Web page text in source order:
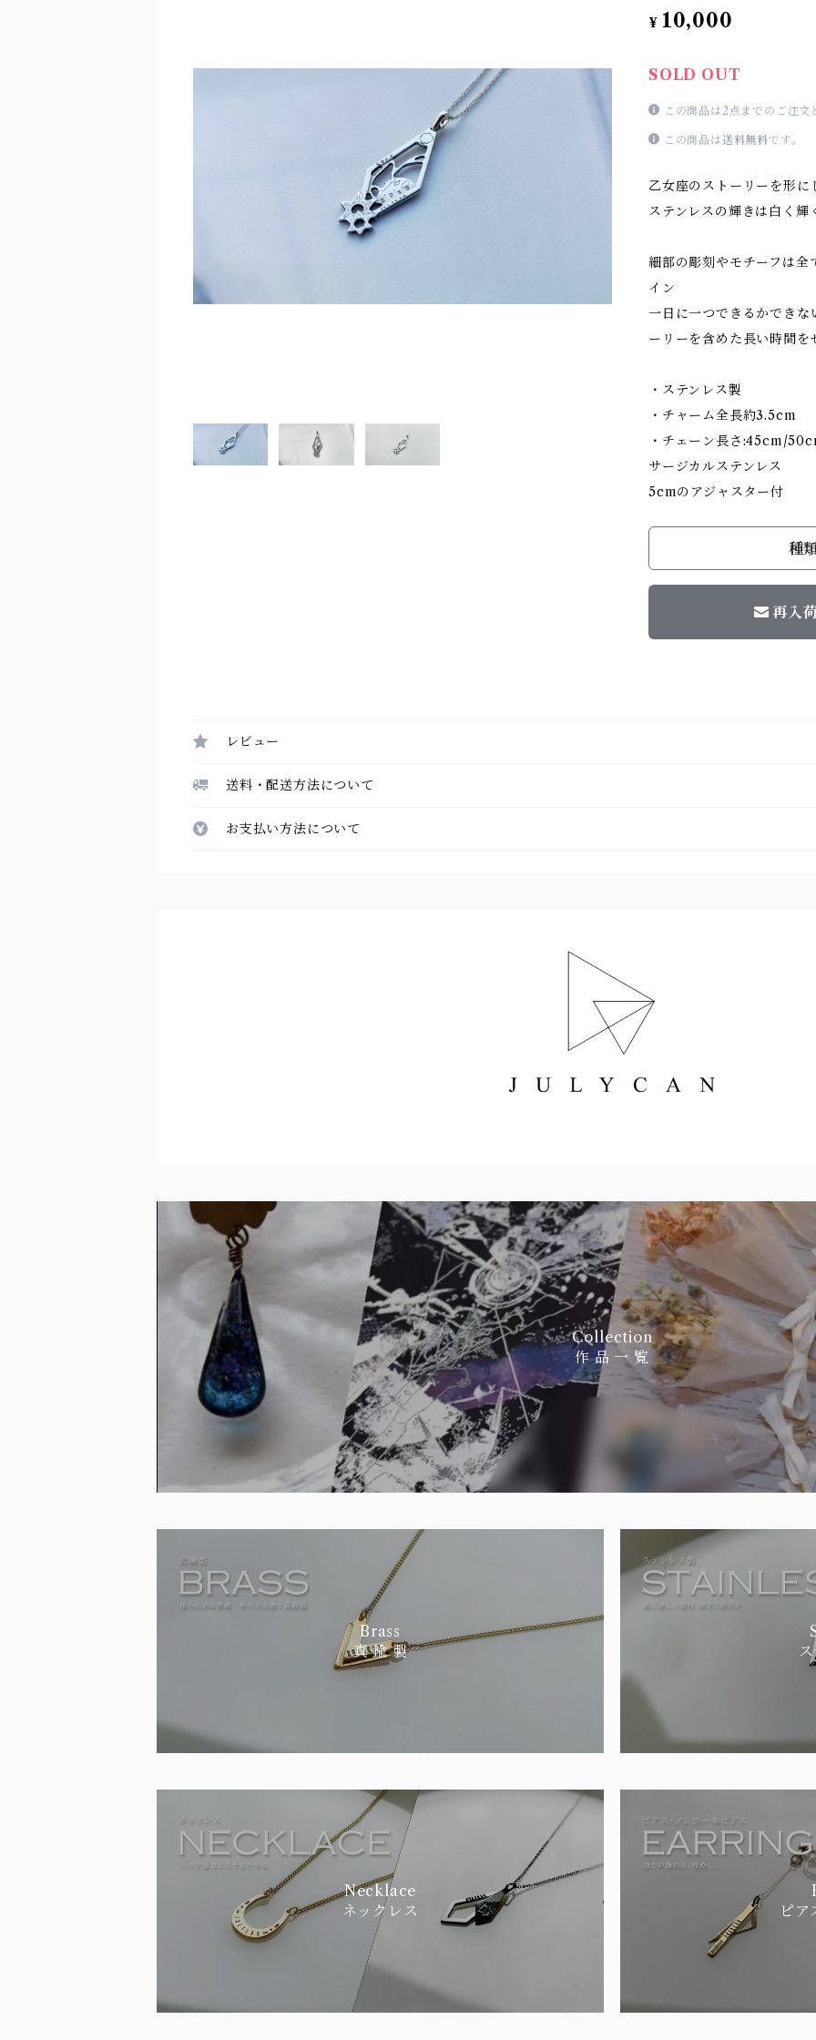
¥ 10,000
SOLD OUT
この商品は2点までのご注文
この商品は送料無料です。
乙女座のストーリーを形に
ステンレスの輝きは白く
細部の彫刻やモチーフは
イン
一日に一つできるかでき
ーリーを含めた長い時間
・ステンレス製
・チャーム全長約3.5cm
・チェーン長さ:45cm/
サージカルステンレス
5cmのアジャスター付
種
再入
レビュー
送料・配送方法について
お支払い方法について
Collection
作 品 一 覧
Brass
真 鍮 製
Necklace
ネックレス
ピア